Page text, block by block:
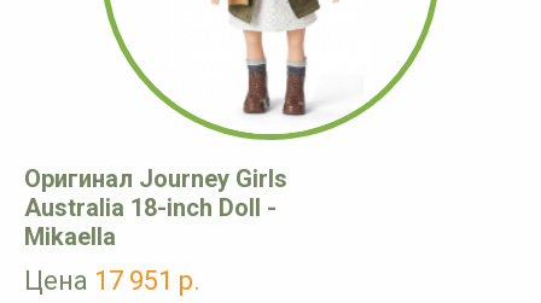
Оригинал Journey Girls
Australia 18-inch Doll -
Mikaella
Цена 17 951 р.